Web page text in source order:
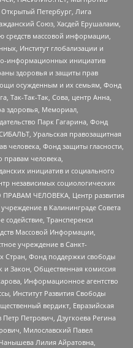
Петербург, Лига
Союз, Хасдей Ерушалаим,
средств массовой информации,
Институт глобализации и
информационных инициатив
здоровья и защиты прав
осужденным и их семьям, Фонд
Так-Так-Так, Сова, центр Анна,
здоровья, Мемориал,
Парк Гагарина, Фонд
Уральская правозащитная
человека, Фонд защиты гласности,
правам человека,
инициатив и социального
независимых социологических
ЧЕЛОВЕКА, Центр развития
в Калининграде Совета
содействие, Трансперенси
Массовой Информации,
учреждение в Санкт-
Стран, Фонд поддержки свободы
и Закон, Общественная комиссия
Информационное агентство
Институт Развития Свободы
вердикт, Евразийская
Петрович, Дзугкоева Регина
Милославский Павел
Лилия Айратовна,